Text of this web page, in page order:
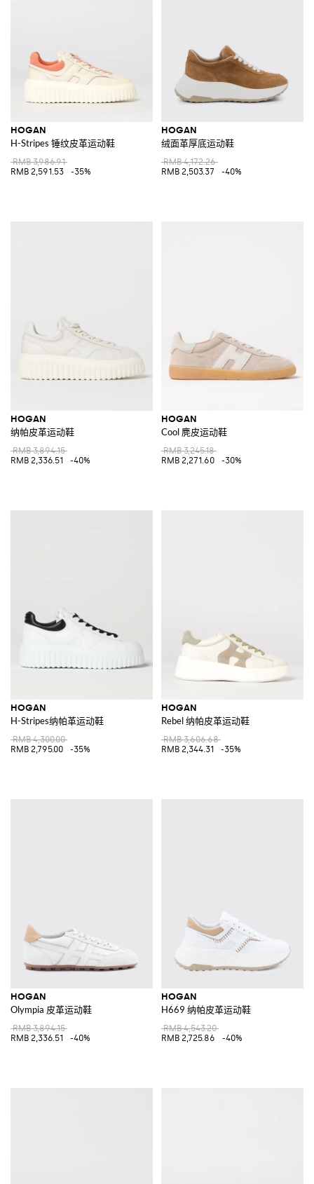
HOGAN
H-Stripes 锤纹皮革运动鞋
RMB 3,986.91
RMB 2,591.53
-35%
HOGAN
绒面革厚底运动鞋
RMB 4,172.26
RMB 2,503.37
-40%
HOGAN
纳帕皮革运动鞋
RMB 3,894.15
RMB 2,336.51
-40%
HOGAN
Cool 麂皮运动鞋
RMB 3,245.18
RMB 2,271.60
-30%
HOGAN
H-Stripes纳帕革运动鞋
RMB 4,300.00
RMB 2,795.00
-35%
HOGAN
Rebel 纳帕皮革运动鞋
RMB 3,606.68
RMB 2,344.31
-35%
HOGAN
Olympia 皮革运动鞋
RMB 3,894.15
RMB 2,336.51
-40%
HOGAN
H669 纳帕皮革运动鞋
RMB 4,543.20
RMB 2,725.86
-40%